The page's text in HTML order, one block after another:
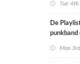
Tue 4th
De
punkband
Mon